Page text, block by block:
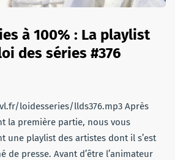
à 100% : La playlist
des séries #376
loidesseries/llds376.mp3 Après
la première partie, nous vous
une playlist des artistes dont il s’est
de presse. Avant d’être l’animateur